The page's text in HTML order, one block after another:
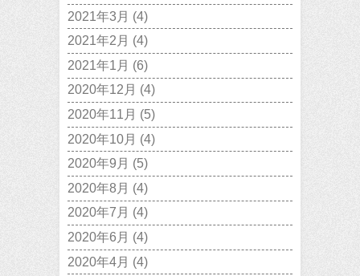
2021年3月 (4)
2021年2月 (4)
2021年1月 (6)
2020年12月 (4)
2020年11月 (5)
2020年10月 (4)
2020年9月 (5)
2020年8月 (4)
2020年7月 (4)
2020年6月 (4)
2020年4月 (4)